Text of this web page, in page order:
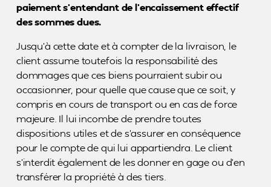
paiement s’entendant de l’encaissement effectif
des sommes dues.
Jusqu’à cette date et à compter de la livraison, le
client assume toutefois la responsabilité des
dommages que ces biens pourraient subir ou
occasionner, pour quelle que cause que ce soit, y
compris en cours de transport ou en cas de force
majeure. Il lui incombe de prendre toutes
dispositions utiles et de s’assurer en conséquence
pour le compte de qui lui appartiendra. Le client
s’interdit également de les donner en gage ou d’en
transférer la propriété à des tiers.